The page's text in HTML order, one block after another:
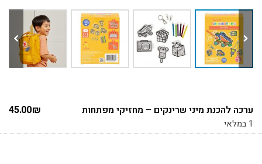
ערכה להכנת מיני שרינקים – מחזיקי מפתחות 45.00₪
1 במלאי